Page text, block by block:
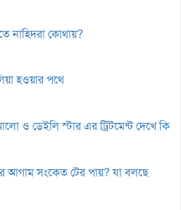
নাহিদরা কোথায়?
হওয়ার পথে
ও ডেইলি স্টার এর ট্রিটমেন্ট দেখে কি
আগাম সংকেত টের পায়? যা বলছে